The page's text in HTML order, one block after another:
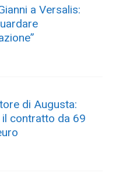
a Versalis:
di Augusta:
contratto da 69